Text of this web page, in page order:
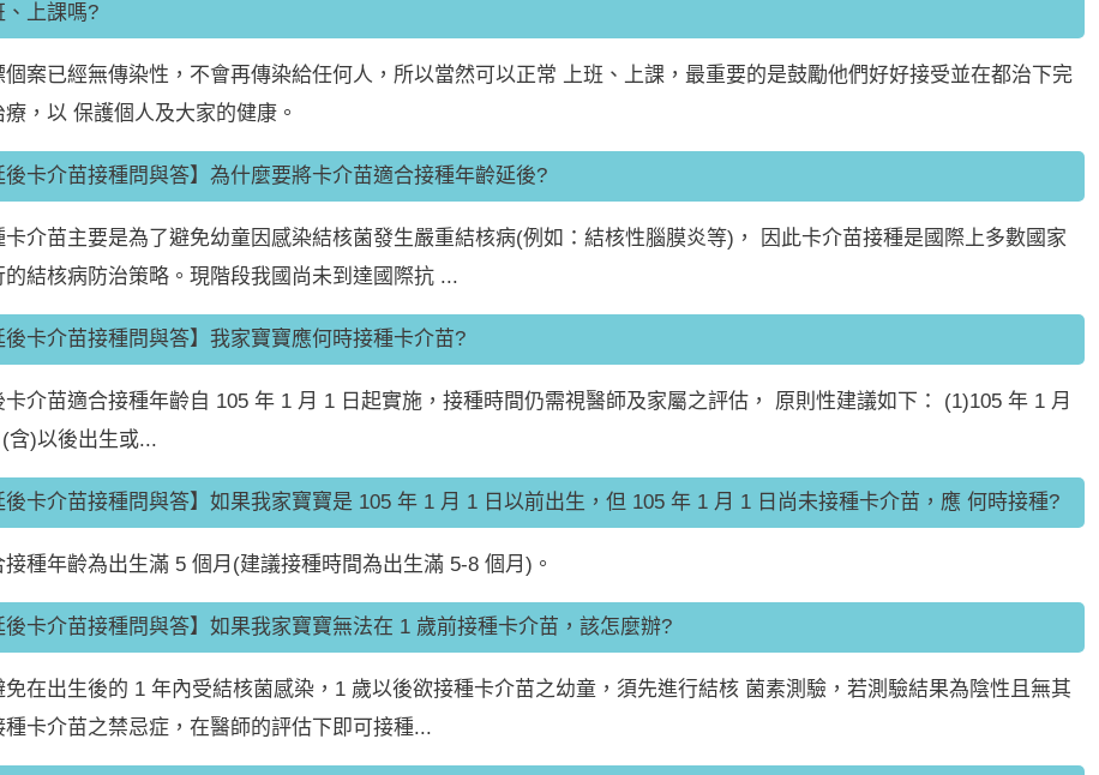
、上課嗎?
個案已經無傳染性，不會再傳染給任何人，所以當然可以正常 上班、上課，最重要的是鼓勵他們好好接受並在都治下完
療，以 保護個人及大家的健康。
後卡介苗接種問與答】為什麼要將卡介苗適合接種年齡延後?
卡介苗主要是為了避免幼童因感染結核菌發生嚴重結核病(例如：結核性腦膜炎等)， 因此卡介苗接種是國際上多數國家
的結核病防治策略。現階段我國尚未到達國際抗 ...
後卡介苗接種問與答】我家寶寶應何時接種卡介苗?
卡介苗適合接種年齡自 105 年 1 月 1 日起實施，接種時間仍需視醫師及家屬之評估， 原則性建議如下： (1)105 年 1 月
含)以後出生或...
後卡介苗接種問與答】如果我家寶寶是 105 年 1 月 1 日以前出生，但 105 年 1 月 1 日尚未接種卡介苗，應 何時接種?
接種年齡為出生滿 5 個月(建議接種時間為出生滿 5-8 個月)。
後卡介苗接種問與答】如果我家寶寶無法在 1 歲前接種卡介苗，該怎麼辦?
免在出生後的 1 年內受結核菌感染，1 歲以後欲接種卡介苗之幼童，須先進行結核 菌素測驗，若測驗結果為陰性且無其
種卡介苗之禁忌症，在醫師的評估下即可接種...